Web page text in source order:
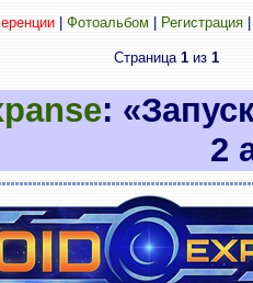
| Фотоальбом Регистрация
Страница 1из 1
:
2